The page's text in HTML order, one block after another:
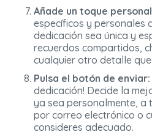
Añade un toque
específicos y personales
dedicación sea única y
recuerdos compartidos,
cualquier otro detalle
Pulsa el botón de enviar:
dedicación! Decide la
ya sea personalmente, a
por correo electrónico o
consideres adecuado.